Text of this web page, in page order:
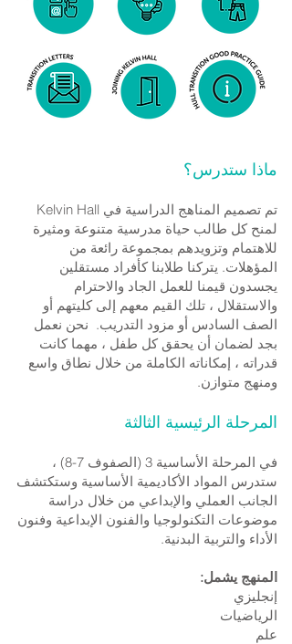
ماذا ستدرس؟
تم تصميم المناهج الدراسية في Kelvin Hall
لمنح كل طالب حياة مدرسية متنوعة ومثيرة
للاهتمام وتزويدهم بمجموعة رائعة من
المؤهلات. يتركنا طلابنا كأفراد مستقلين
يجسدون قيمنا للعمل الجاد والاحترام
والاستقلال ، تلك القيم معهم إلى كليتهم أو
الصف السادس أو مزود التدريب. نحن نعمل
بجد لضمان أن يحقق كل طفل ، مهما كانت
قدراته ، إمكاناته الكاملة من خلال نطاق واسع
ومنهج متوازن.
المرحلة الرئيسية الثالثة
في المرحلة الأساسية 3 (الصفوف 7-8) ،
ستدرس المواد الأكاديمية الأساسية وستكتشف
الجانب العملي والإبداعي من خلال دراسة
موضوعات التكنولوجيا والفنون الإبداعية وفنون
الأداء والتربية البدنية.
المنهج يشمل:
إنجليزي
الرياضيات
علم